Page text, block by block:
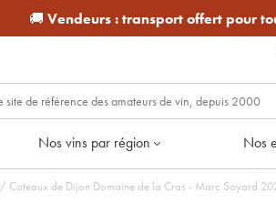
🚚 Vendeurs :transport offert pour
Nos vins par région Nos
/ Coteaux de Dijon Domaine de la Cras - Marc Soyard